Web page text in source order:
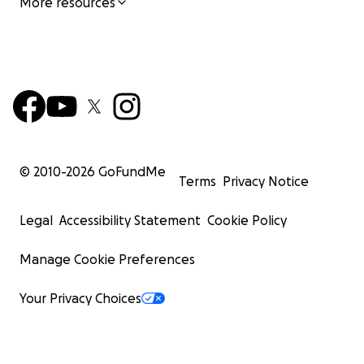
© 2010-2026 GoFundMe
Terms Privacy Notice
Legal Accessibility Statement Cookie Policy
Manage Cookie Preferences
Your Privacy Choices